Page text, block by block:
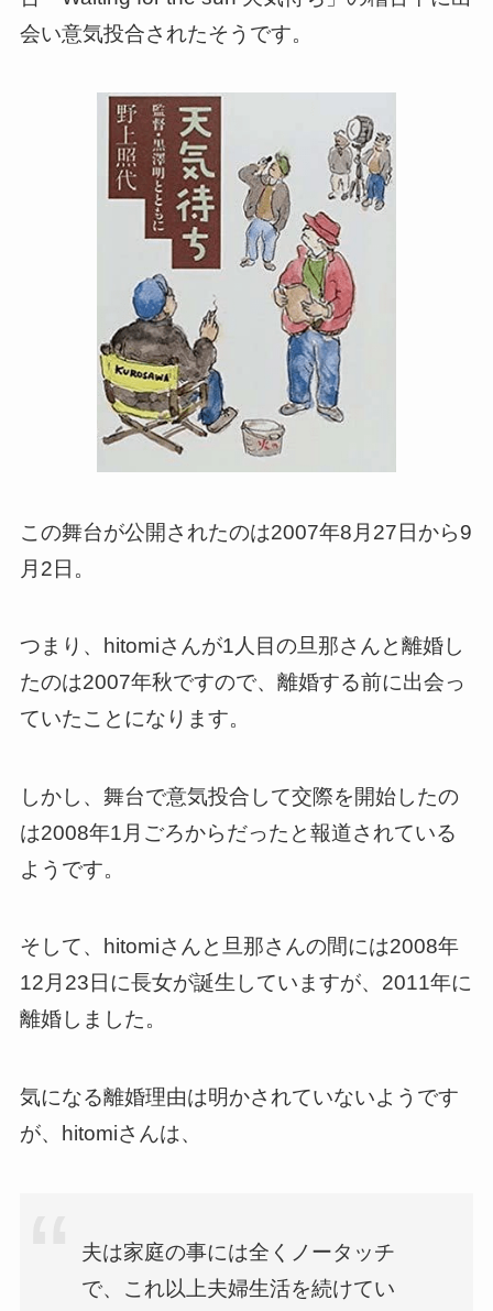
会い意気投合されたそうです。
この舞台が公開されたのは2007年8月27日から9
月2日。
つまり、hitomiさんが1人目の旦那さんと離婚し
たのは2007年秋ですので、離婚する前に出会っ
ていたことになります。
しかし、舞台で意気投合して交際を開始したの
は2008年1月ごろからだったと報道されている
ようです。
そして、hitomiさんと旦那さんの間には2008年
12月23日に長女が誕生していますが、2011年に
離婚しました。
気になる離婚理由は明かされていないようです
が、hitomiさんは、
夫は家庭の事には全くノータッチ
で、これ以上夫婦生活を続けてい